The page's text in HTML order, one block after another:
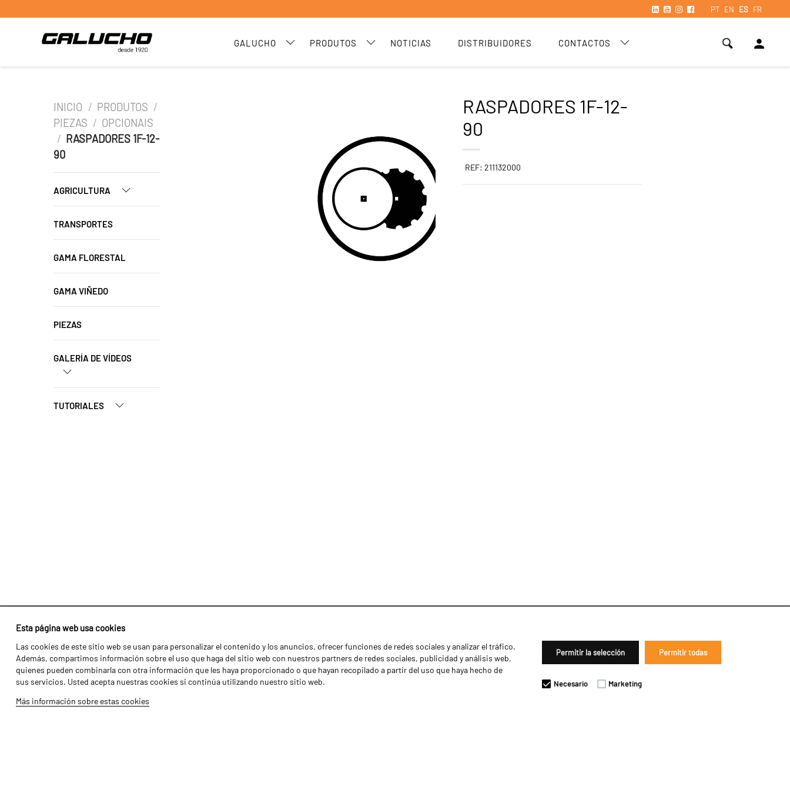
PT EN ES FR
GALUCHO PRODUTOS NOTICIAS DISTRIBUIDORES CONTACTOS person
Esta página web usa cookies
Las cookies de este sitio web se usan para personalizar el contenido y los anuncios, ofrecer funciones de redes sociales y analizar el tráfico.
Además, compartimos información sobre el uso que haga del sitio web con nuestros partners de redes sociales, publicidad y análisis web,
quienes pueden combinarla con otra información que les haya proporcionado o que hayan recopilado a partir del uso que haya hecho de
sus servicios. Usted acepta nuestras cookies si continúa utilizando nuestro sitio web.
Más información sobre estas cookies
Permitir la selección Permitir todas
Necesario Marketing
INICIO / PRODUTOS /
PIEZAS / OPCIONAIS
/ RASPADORES 1F-12-
90
AGRICULTURA
TRANSPORTES
GAMA FLORESTAL
GAMA VIÑEDO
PIEZAS
GALERÍA DE VÍDEOS
TUTORIALES
RASPADORES 1F-12-
90
REF: 211132000
Identidad
Historia
Fábrica / Producción
Recursos Humanos
Agricultura
Transportes
Gama Florestal
Noticias
Distribuidores
Contactos